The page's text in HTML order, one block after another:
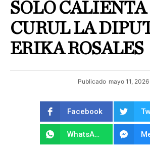
SOLO CALIENTA
CURUL LA
ERIKA ROSALES
Publicado mayo 11, 2026
Facebook
WhatsApp